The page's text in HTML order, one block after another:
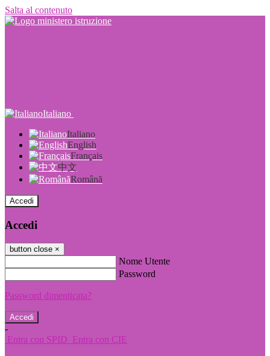
Salta al contenuto
Italiano
Italiano
English
Français
中文
Română
Accedi
Accedi
button close ×
Nome Utente
Password
Password dimenticata?
-
Entra con SPID Entra con CIE